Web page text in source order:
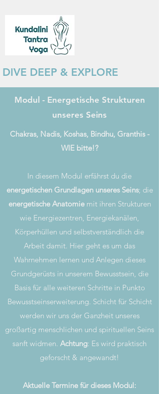
DIVE DEEP & EXPLORE
Modul - Energetische Strukturen
unseres Seins
Chakras, Nadis, Koshas, Bindhu, Granthis -
WIE bitte!?
In diesem Modul erfährst du die
energetischen Grundlagen unseres Seins; die
energetische Anatomiemit ihren Strukturen
wie Energiezentren, Energiekanälen,
Körperhüllen und selbstverständlich die
Arbeit damit. Hier geht es um das
Wahrnehmen lernen und Anlegen dieses
Grundgerüsts in unserem Bewusstsein, die
Basis für alle weiteren Schritte in Punkto
Bewusstseinserweiterung. Schicht für Schicht
werden wir uns der Ganzheit unseres
großartig menschlichen und spirituellen Seins
sanft widmen. Achtung: Es wird praktisch
geforscht & angewandt!
Aktuelle Termine für dieses Modul: